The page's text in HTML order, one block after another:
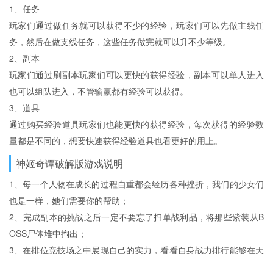
1、任务
玩家们通过做任务就可以获得不少的经验，玩家们可以先做主线任
务，然后在做支线任务，这些任务做完就可以升不少等级。
2、副本
玩家们通过刷副本玩家们可以更快的获得经验，副本可以单人进入
也可以组队进入，不管输赢都有经验可以获得。
3、道具
通过购买经验道具玩家们也能更快的获得经验，每次获得的经验数
量都是不同的，想要快速获得经验道具也看更好的用上。
神姬奇谭破解版游戏说明
1、每一个人物在成长的过程自重都会经历各种挫折，我们的少女们
也是一样，她们需要你的帮助；
2、完成副本的挑战之后一定不要忘了扫单战利品，将那些紫装从B
OSS尸体堆中掏出；
3、在排位竞技场之中展现自己的实力，看看自身战力排行能够在天